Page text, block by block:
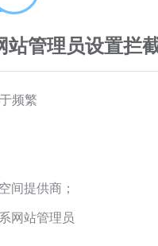
站管理员设置拦
频繁
间提供商；
网站管理员